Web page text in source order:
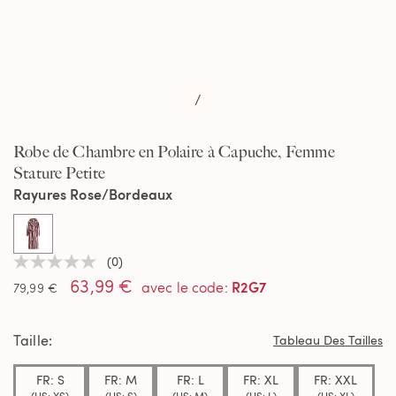
/
Robe de Chambre en Polaire à Capuche, Femme
Stature Petite
Aucune
valeur
de
sur
même
page.
(0)
79,99 €
63,99 € avec le code: R2G7
Rayures Rose/Bordeaux
selected
Taille Tableau Des Tailles
FR: S FR: M FR: L FR: XL FR: XXL